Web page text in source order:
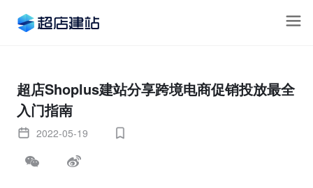
超店Shoplus建站分享跨境电商促销投放最全
入门指南
2022-05-19